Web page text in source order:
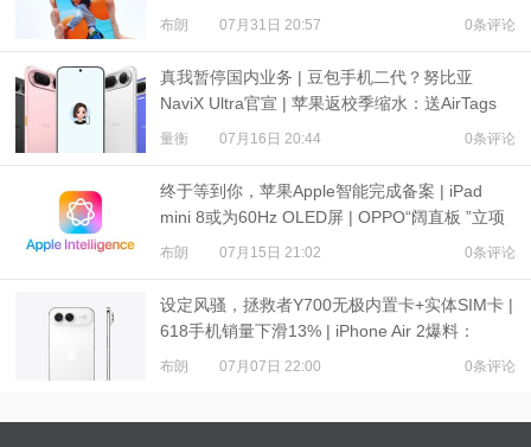
布朗 07月31日 20:57 0条评论
真我暂停国内业务 | 豆包手机二代？努比亚
NaviX Ultra官宣 | 苹果返校季缩水：送AirTags
量衡 07月16日 20:44 0条评论
终于等到你，苹果Apple智能完成备案 | iPad
mini 8或为60Hz OLED屏 | OPPO“阔直板 ”立项
布朗 07月15日 21:02 0条评论
设定风骚，拯救者Y700无极内置卡+实体SIM卡 |
618手机销量下滑13% | iPhone Air 2爆料：
3500mAh电池
布朗 07月07日 22:00 0条评论